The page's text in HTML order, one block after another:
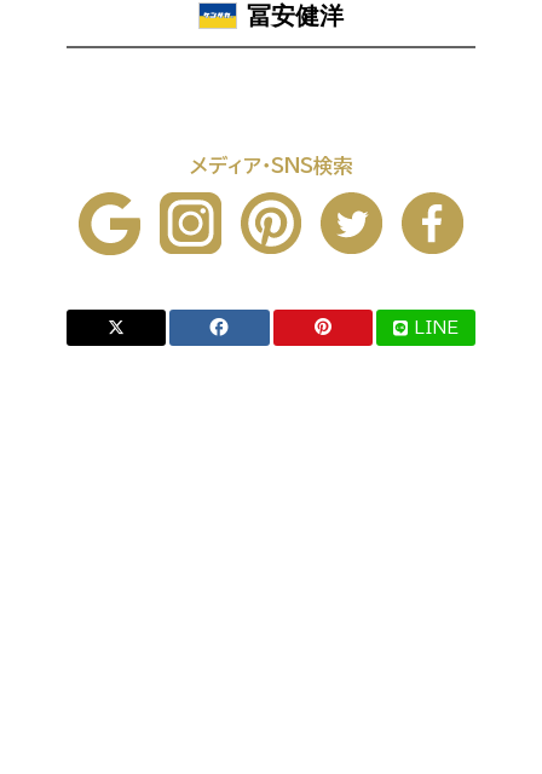
冨安健洋
メディア・SNS検索
LINE